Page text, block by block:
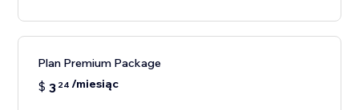
Plan Premium Package
$ 3 24 /miesiąc